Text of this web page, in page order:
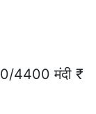
4400 मंदी ₹